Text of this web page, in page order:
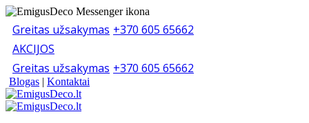
Greitas užsakymas +370 605 65662
AKCIJOS
Greitas užsakymas +370 605 65662
Blogas | Kontaktai